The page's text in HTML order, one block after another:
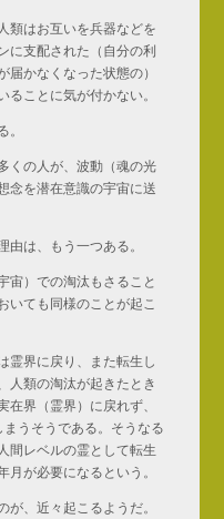
類はお互いを兵器などを
に支配された（自分の利
かなくなった状態の）
ることに気が付かない。
くの人が、波動（魂の光
念を潜在意識の宇宙に送
は、もう一つある。
宙）での淘汰もさること
いても同様のことが起こ
霊界に戻り、また転生し
人類の淘汰が起きたとき
界（霊界）に戻れず、
うそうである。そうなる
間レベルの霊として転生
が必要になるという。
、近々起こるようだ。